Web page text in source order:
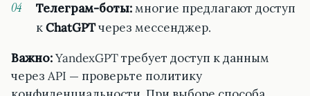
Телеграм-боты:многие предлагают доступ
кChatGPTчерез мессенджер.
Важно:YandexGPT требует доступ к данным
через API — проверьте политику